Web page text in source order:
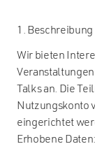
1.
Wir bieten
Talks an. Die
Nutzungskonto
eingerichtet
Erhobene Daten: